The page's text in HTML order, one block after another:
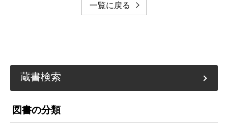
一覧に戻る
蔵書検索
図書の分類